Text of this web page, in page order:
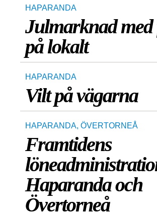
HAPARANDA
Julmarknad med
på lokalt
HAPARANDA
Vilt på vägarna
HAPARANDA, ÖVERTORNEÅ
Framtidens
Haparanda och
Övertorneå